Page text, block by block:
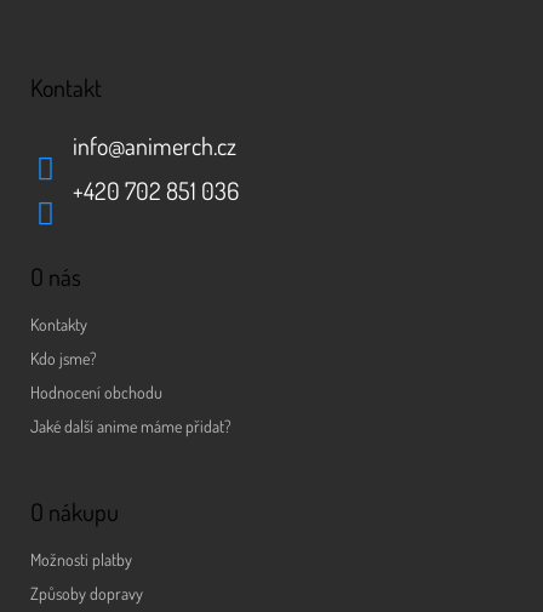
Kontakt
info@animerch.cz
+420 702 851 036
O nás
Kontakty
Kdo jsme?
Hodnocení obchodu
Jaké další anime máme přidat?
O nákupu
Možnosti platby
Způsoby dopravy